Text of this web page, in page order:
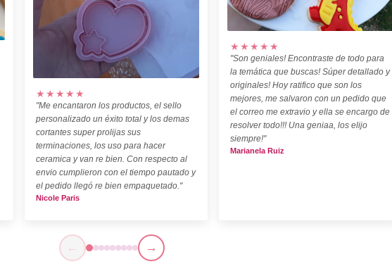
★★★★★
"Me encantaron los productos, el sello
personalizado un éxito total y los demas
cortantes super prolijas sus
terminaciones, los uso para hacer
ceramica y van re bien. Con respecto al
envio cumplieron con el tiempo pautado y
el pedido llegó re bien empaquetado."
Nicole Paris
★★★★★
"Son geniales! Encontraste de todo para
la temática que buscas! Súper detallado y
originales! Hoy ratifico que son los
mejores, me salvaron con un pedido que
el correo me extravio y ella se encargo de
resolver todo!!! Una geniaa, los elijo
siempre!"
Marianela Ruiz
← →